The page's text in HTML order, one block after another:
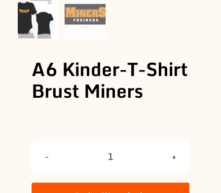
A6 Kinder-T-Shirt
Brust Miners
A6
Kinder-